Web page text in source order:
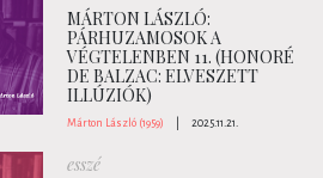
MÁRTON LÁSZLÓ:
PÁRHUZAMOSOK A
VÉGTELENBEN 11. (HONORÉ
DE BALZAC: ELVESZETT
ILLÚZIÓK)
Márton László (1959) 2025.11.21.
esszé